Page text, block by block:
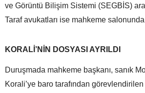
ve Görüntü Bilişim Sistemi (SEGBİS)
Taraf avukatları ise mahkeme
KORALİ’NİN DOSYASI AYRILDI
Duruşmada mahkeme başkanı, sanık
Korali’ye baro tarafından görevlendirilen